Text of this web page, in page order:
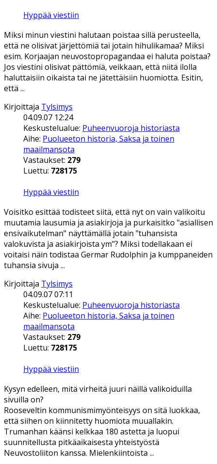
Hyppää viestiin
Miksi minun viestini halutaan poistaa sillä perusteella,
että ne olisivat järjettömiä tai jotain hihulikamaa? Miksi
esim. Korjaajan neuvostopropagandaa ei haluta poistaa?
Jos viestini olisivat pättömiä, veikkaan, että niitä ilolla
haluttaisiin oikaista tai ne jätettäisiin huomiotta. Esitin,
että ...
Kirjoittaja Tylsimys
04.09.07 12:24
Keskustelualue: Puheenvuoroja historiasta
Aihe: Puolueeton historia, Saksa ja toinen
maailmansota
Vastaukset: 279
Luettu: 728175
Hyppää viestiin
Voisitko esittää todisteet siitä, että nyt on vain valikoitu
muutamia lausumia ja asiakirjoja ja purkaisitko "asiallisen
ensivaikutelman" näyttämällä jotain "tuhansista
valokuvista ja asiakirjoista ym"? Miksi todellakaan ei
voitaisi näin todistaa Germar Rudolphin ja kumppaneiden
tuhansia sivuja ...
Kirjoittaja Tylsimys
04.09.07 07:11
Keskustelualue: Puheenvuoroja historiasta
Aihe: Puolueeton historia, Saksa ja toinen
maailmansota
Vastaukset: 279
Luettu: 728175
Hyppää viestiin
Kysyn edelleen, mitä virheitä juuri näillä valikoiduilla
sivuilla on?
Rooseveltin kommunismimyönteisyys on sitä luokkaa,
että siihen on kiinnitetty huomiota muuallakin.
Trumanhan käänsi kelkkaa 180 astetta ja luopui
suunnitellusta pitkäaikaisesta yhteistyöstä
Neuvostoliiton kanssa. Mielenkiintoista ...